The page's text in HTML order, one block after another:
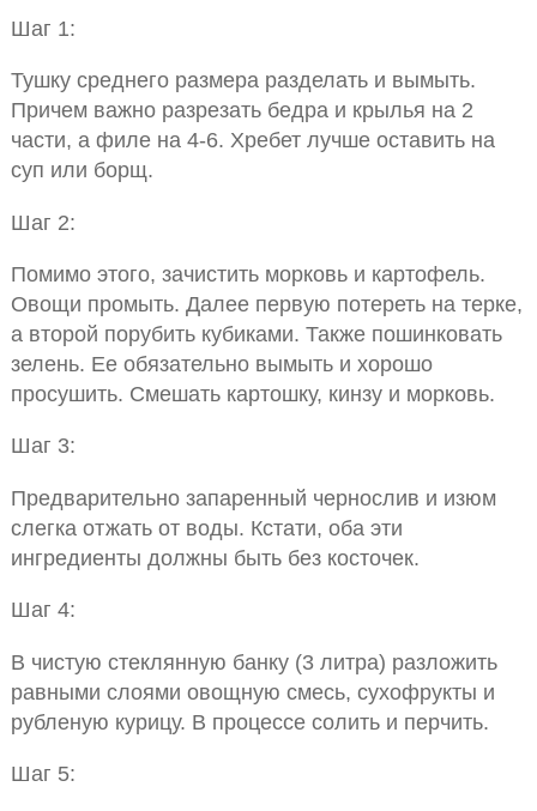
Шаг 1:
Тушку среднего размера разделать и вымыть.
Причем важно разрезать бедра и крылья на 2
части, а филе на 4-6. Хребет лучше оставить на
суп или борщ.
Шаг 2:
Помимо этого, зачистить морковь и картофель.
Овощи промыть. Далее первую потереть на терке,
а второй порубить кубиками. Также пошинковать
зелень. Ее обязательно вымыть и хорошо
просушить. Смешать картошку, кинзу и морковь.
Шаг 3:
Предварительно запаренный чернослив и изюм
слегка отжать от воды. Кстати, оба эти
ингредиенты должны быть без косточек.
Шаг 4:
В чистую стеклянную банку (3 литра) разложить
равными слоями овощную смесь, сухофрукты и
рубленую курицу. В процессе солить и перчить.
Шаг 5: